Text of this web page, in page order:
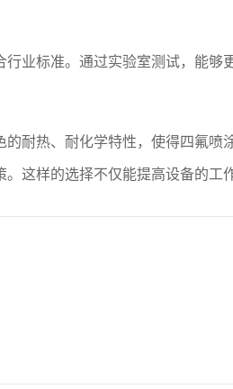
业标准。通过实验室测试，能
耐热、耐化学特性，使得四氟
这样的选择不仅能提高设备的